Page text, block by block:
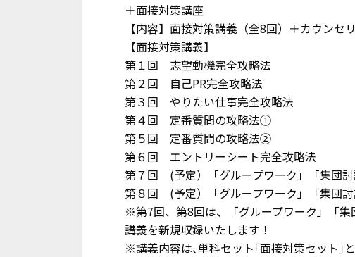
＋面接対策講座
【内容】面接対策講義（全8回）＋カウン
【面接対策講義】
第１回 志望動機完全攻略法
第２回 自己PR完全攻略法
第３回 やりたい仕事完全攻略法
第４回 定番質問の攻略法①
第５回 定番質問の攻略法②
第６回 エントリーシート完全攻略法
第７回 (予定）「グループワーク」「集団
第８回 (予定）「グループワーク」「集団
※第7回、第8回は、「グループワーク」「
講義を新規収録いたします！
※講義内容は､単科セット｢面接対策セット｣と